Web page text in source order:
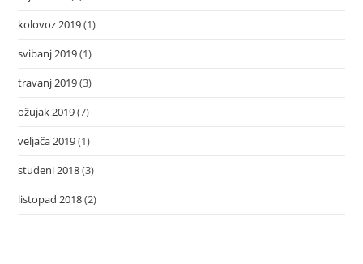
kolovoz 2019(1)
svibanj 2019(1)
travanj 2019(3)
ožujak 2019(7)
veljača 2019(1)
studeni 2018(3)
listopad 2018(2)